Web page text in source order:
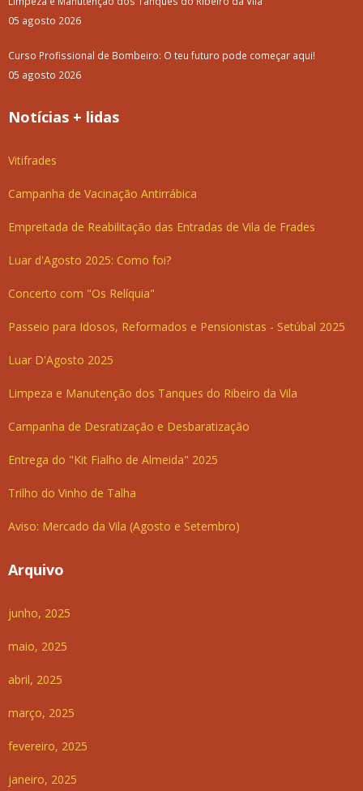
05 agosto 2026
Curso Profissional de Bombeiro: O teu futuro pode começar aqui!
05 agosto 2026
Notícias + lidas
Vitifrades
Campanha de Vacinação Antirrábica
Empreitada de Reabilitação das Entradas de Vila de Frades
Luar d'Agosto 2025: Como foi?
Concerto com "Os Relíquia"
Passeio para Idosos, Reformados e Pensionistas - Setúbal 2025
Luar D'Agosto 2025
Limpeza e Manutenção dos Tanques do Ribeiro da Vila
Campanha de Desratização e Desbaratização
Entrega do "Kit Fialho de Almeida" 2025
Trilho do Vinho de Talha
Aviso: Mercado da Vila (Agosto e Setembro)
Arquivo
junho, 2025
maio, 2025
abril, 2025
março, 2025
fevereiro, 2025
janeiro, 2025